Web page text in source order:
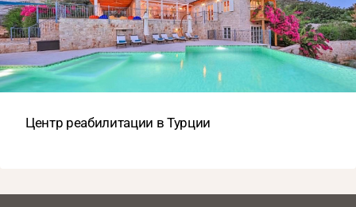
Центр реабилитации в Турции